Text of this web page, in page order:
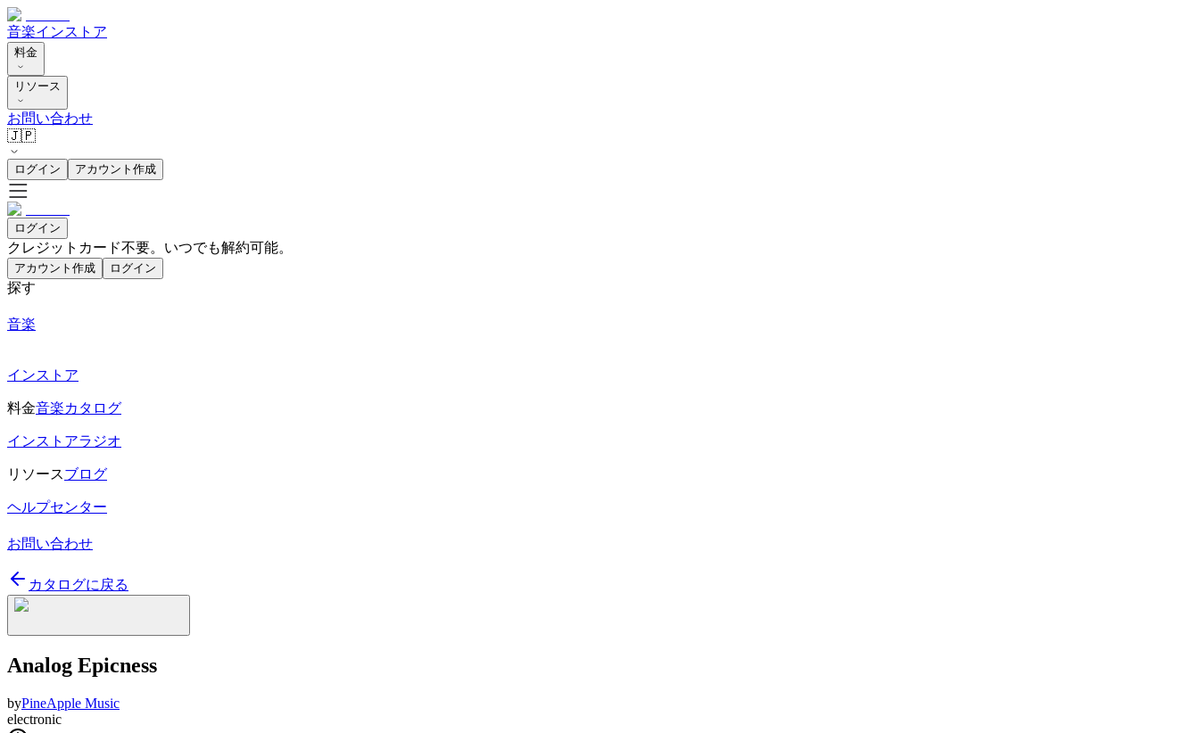
音楽インストア
料金
リソース
お問い合わせ
🇯🇵
ログイン アカウント作成
ログイン
クレジットカード不要。いつでも解約可能。
アカウント作成 ログイン
探す
音楽
インストア
料金音楽カタログ
インストアラジオ
リソースブログ
ヘルプセンター
お問い合わせ
カタログに戻る
Analog Epicness
byPineApple Music
electronic